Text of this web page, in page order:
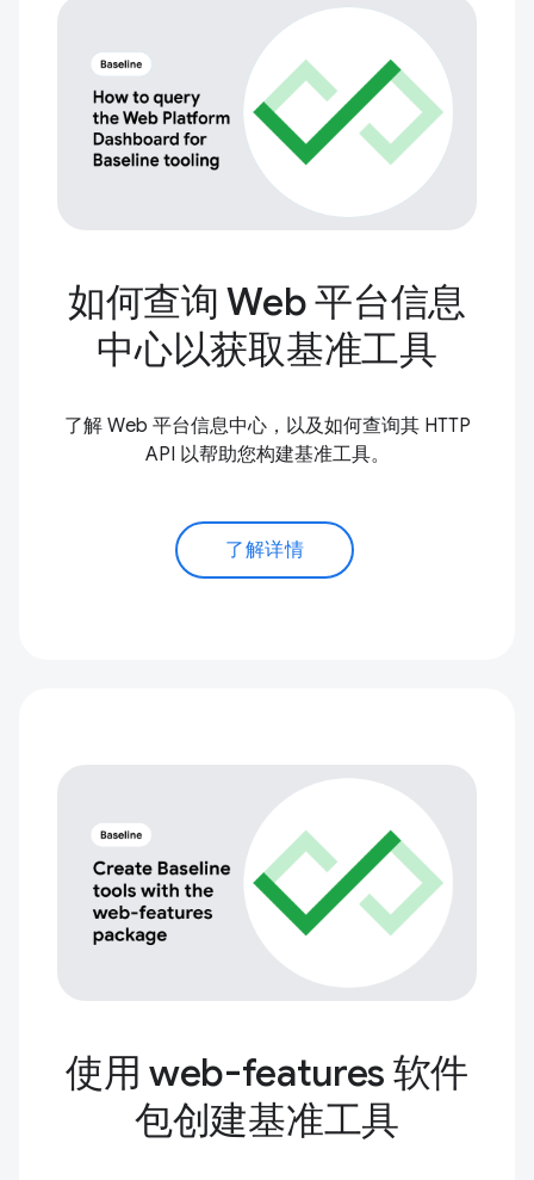
如何查询 Web 平台信息
中心以获取基准工具
了解 Web 平台信息中心，以及如何查询其 HTTP
API 以帮助您构建基准工具。
了解详情
使用 web-features 软件
包创建基准工具